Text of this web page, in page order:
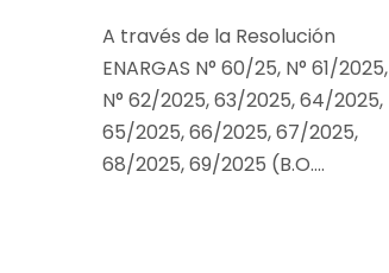
A través de la Resolución
ENARGAS N° 60/25, N° 61/2025,
N° 62/2025, 63/2025, 64/2025,
65/2025, 66/2025, 67/2025,
68/2025, 69/2025 (B.O....